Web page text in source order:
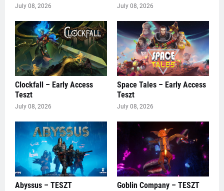
July 08, 2026 July 08, 2026
Clockfall – Early Access
Teszt
July 08, 2026
Space Tales – Early Access
Teszt
July 08, 2026
Abyssus – TESZT Goblin Company – TESZT